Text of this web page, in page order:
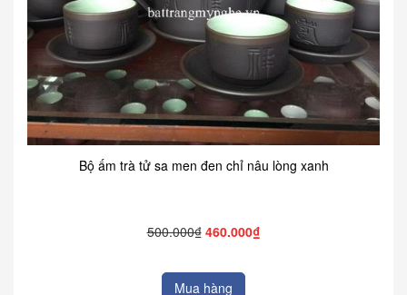
Bộ ấm trà tử sa men đen chỉ nâu lòng xanh
500.000₫ 460.000₫
Mua hàng